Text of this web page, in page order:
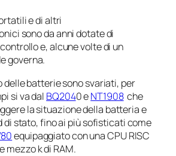
e di altri
sono da anni dotate di
e, alcune volte di un
governa.
delle batterie sono svariati, per
si va dal BQ2040 eNT1908che
la situazione della batteria e
di stato, fino ai più sofisticati come
equipaggiato con una CPU RISC
mezzo k di RAM.